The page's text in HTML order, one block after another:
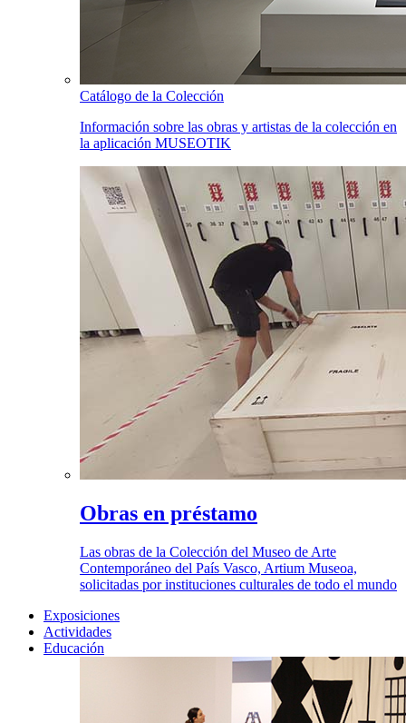
Catálogo de la Colección
Información sobre las obras y artistas de la colección en
la aplicación MUSEOTIK
Obras en préstamo
Las obras de la Colección del Museo de Arte
Contemporáneo del País Vasco, Artium Museoa,
solicitadas por instituciones culturales de todo el mundo
Exposiciones
Actividades
Educación